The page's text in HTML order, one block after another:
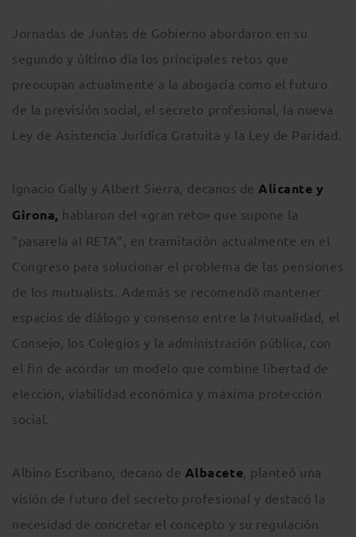
Jornadas de Juntas de Gobierno abordaron en su
segundo y último día los principales retos que
preocupan actualmente a la abogacía como el futuro
de la previsión social, el secreto profesional, la nueva
Ley de Asistencia Jurídica Gratuita y la Ley de Paridad.
Ignacio Gally y Albert Sierra, decanos de Alicante y
Girona, hablaron del «gran reto» que supone la
“pasarela al RETA”, en tramitación actualmente en el
Congreso para solucionar el problema de las pensiones
de los mutualists. Además se recomendó mantener
espacios de diálogo y consenso entre la Mutualidad, el
Consejo, los Colegios y la administración pública, con
el fin de acordar un modelo que combine libertad de
elección, viabilidad económica y máxima protección
social.
Albino Escribano, decano de Albacete, planteó una
visión de futuro del secreto profesional y destacó la
necesidad de concretar el concepto y su regulación